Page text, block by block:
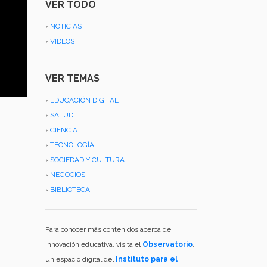
VER TODO
› NOTICIAS
› VIDEOS
VER TEMAS
› EDUCACIÓN DIGITAL
› SALUD
› CIENCIA
› TECNOLOGÍA
› SOCIEDAD Y CULTURA
› NEGOCIOS
› BIBLIOTECA
Para conocer más contenidos acerca de
innovación educativa, visita el Observatorio,
un espacio digital del Instituto para el